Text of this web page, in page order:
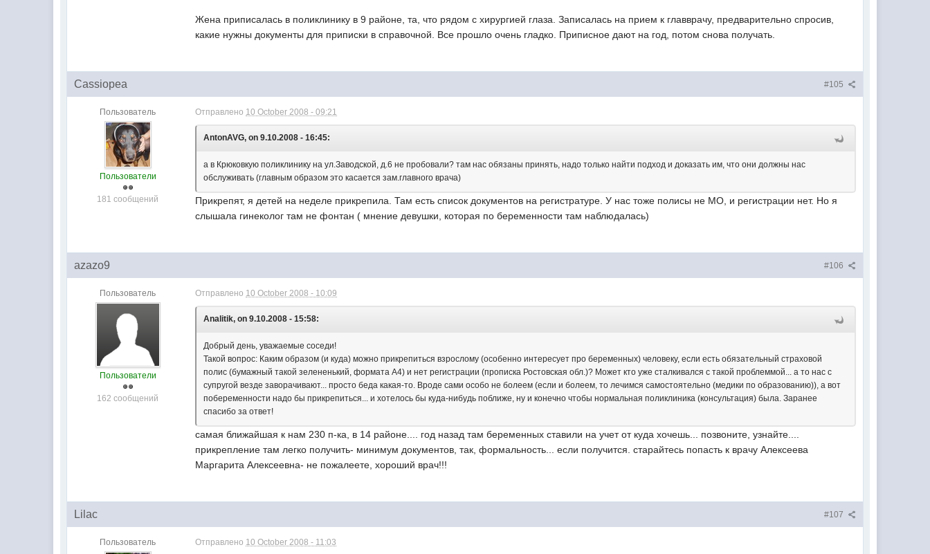
Жена приписалась в поликлинику в 9 районе, та, что рядом с хирургией глаза. Записалась на прием к главврачу, предварительно спросив,
какие нужны документы для приписки в справочной. Все прошло очень гладко. Приписное дают на год, потом снова получать.
#105
Cassiopea
Пользователь
Пользователи
181 сообщений
Отправлено 10 October 2008 - 09:21
AntonAVG, on 9.10.2008 - 16:45:
а в Крюковкую поликлинику на ул.Заводской, д.6 не пробовали? там нас обязаны принять, надо только найти подход и доказать им, что они должны нас
обслуживать (главным образом это касается зам.главного врача)
Прикрепят, я детей на неделе прикрепила. Там есть список документов на регистратуре. У нас тоже полисы не МО, и регистрации нет. Но я
слышала гинеколог там не фонтан ( мнение девушки, которая по беременности там наблюдалась)
#106
azazo9
Пользователь
Пользователи
162 сообщений
Отправлено 10 October 2008 - 10:09
Analitik, on 9.10.2008 - 15:58:
Добрый день, уважаемые соседи!
Такой вопрос: Каким образом (и куда) можно прикрепиться взрослому (особенно интересует про беременных) человеку, если есть обязательный страховой
полис (бумажный такой зелененький, формата А4) и нет регистрации (прописка Ростовская обл.)? Может кто уже сталкивался с такой проблеммой... а то нас с
супругой везде заворачивают... просто беда какая-то. Вроде сами особо не болеем (если и болеем, то лечимся самостоятельно (медики по образованию)), а вот
побеременности надо бы прикрепиться... и хотелось бы куда-нибудь поближе, ну и конечно чтобы нормальная поликлиника (консультация) была. Заранее
спасибо за ответ!
самая ближайшая к нам 230 п-ка, в 14 районе.... год назад там беременных ставили на учет от куда хочешь... позвоните, узнайте....
прикрепление там легко получить- минимум документов, так, формальность... если получится. старайтесь попасть к врачу Алексеева
Маргарита Алексеевна- не пожалеете, хороший врач!!!
#107
Lilac
Пользователь Отправлено 10 October 2008 - 11:03